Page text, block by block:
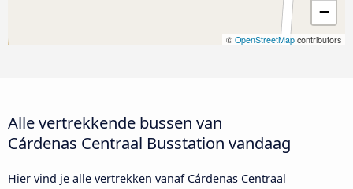
−
© OpenStreetMap contributors
Alle vertrekkende bussen van
Cárdenas Centraal Busstation vandaag
Hier vind je alle vertrekken vanaf Cárdenas Centraal